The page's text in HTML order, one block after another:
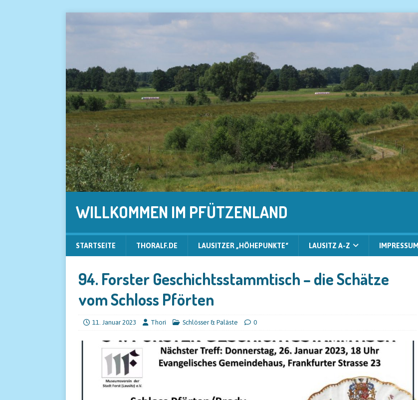
WILLKOMMEN IM PFÜTZENLAND
STARTSEITE THORALF.DE LAUSITZER „HÖHEPUNKTE“ LAUSITZ A-Z IMPRESSUM
94. Forster Geschichtsstammtisch – die Schätze
vom Schloss Pförten
11. Januar 2023 Thori Schlösser & Paläste 0